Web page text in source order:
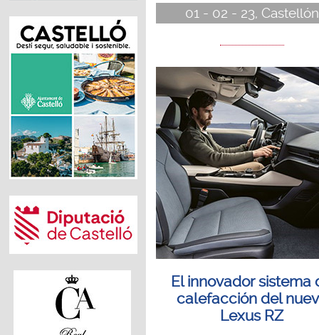
01 - 02 - 23, Castellón
El innovador sistema
calefacción del
Lexus RZ